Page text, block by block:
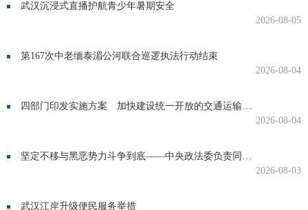
武汉沉浸式直播护航青少年暑期安全
2026-08-05
第167次中老缅泰湄公河联合巡逻执法行动结束
2026-08-04
四部门印发实施方案 加快建设统一开放的交通运输市场
2026-08-04
坚定不移与黑恶势力斗争到底——中央政法委负责同志就开展深化扫黑除恶专项斗争有关问题答记者问
2026-08-03
武汉江岸升级便民服务举措